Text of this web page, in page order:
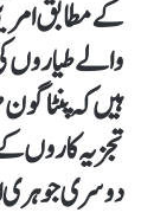
والے
ہیں کہ
تجزیہ کاروں
دوسری جوہری